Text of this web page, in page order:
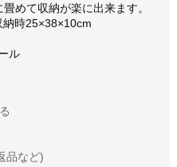
めて収納が楽に出来ます。
納時25×38×10cm
ル
品など)